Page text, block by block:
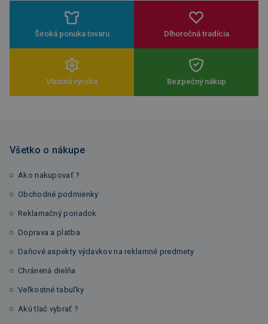
Široká ponuka tovaru Dlhoročná tradícia
Vlastná výroba Bezpečný nákup
Všetko o nákupe
Ako nakupovať ?
Obchodné podmienky
Reklamačný poriadok
Doprava a platba
Daňové aspekty výdavkov na reklamné predmety
Chránená dielňa
Veľkostné tabuľky
Akú tlač vybrať ?